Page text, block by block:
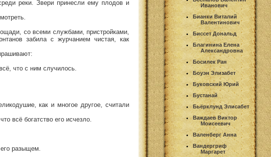
реки. Звери принесли ему плодов и
со всеми службами, пристройками,
забила с журчанием чистая, как
что с ним случилось.
как и многое другое, считали
всё богатство его исчезло.
разыщем.
Иванович
Бианки Виталий
Валентинович
Биссет Дональд
Благинина Елена
Александровна
Босилек Ран
Боуэн Элизабет
Буковский Юрий
Бустанай
Бьёрклунд Элисабет
Важдаев Виктор
Моисеевич
Валенберг Анна
Вандергриф
Маргарет